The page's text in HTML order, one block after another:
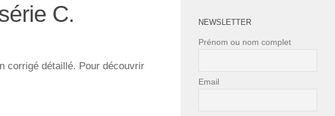
C.
corrigé détaillé. Pour découvrir
NEWSLETTER
Prénom ou nom complet
Email